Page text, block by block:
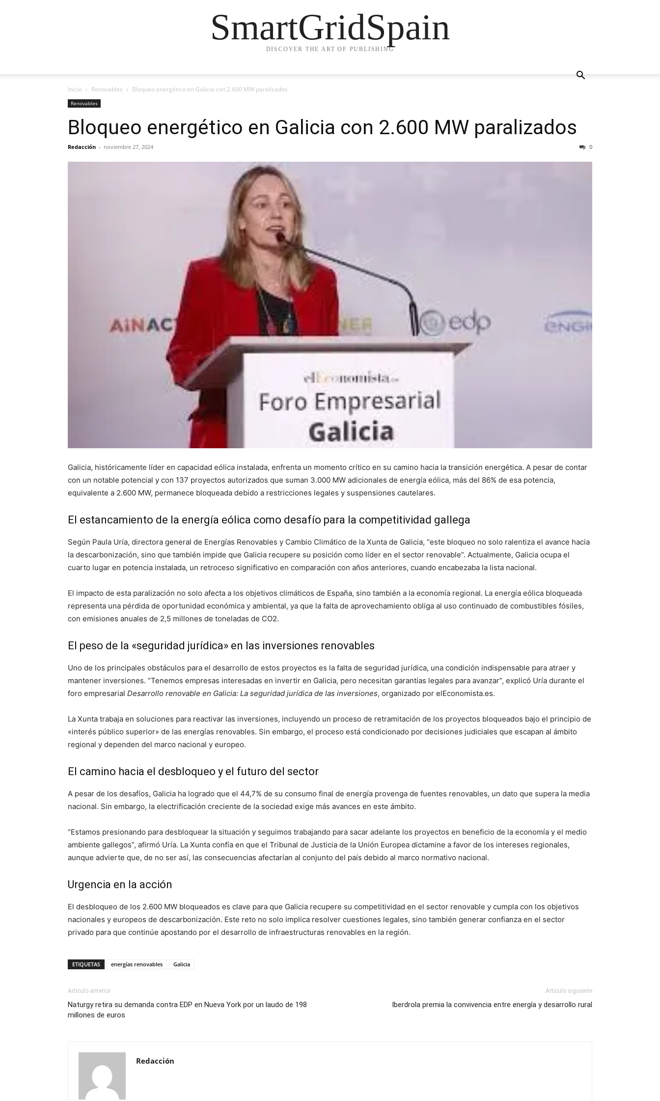
SmartGridSpain
DISCOVER THE ART OF PUBLISHING
Inicio Renovables Bloqueo energético en Galicia con 2.600 MW paralizados
Renovables
Bloqueo energético en Galicia con 2.600 MW paralizados
Redacción - noviembre 27, 2024 0
Galicia, históricamente líder en capacidad eólica instalada, enfrenta un momento crítico en su camino hacia la transición energética. A pesar de contar
con un notable potencial y con 137 proyectos autorizados que suman 3.000 MW adicionales de energía eólica, más del 86% de esa potencia,
equivalente a 2.600 MW, permanece bloqueada debido a restricciones legales y suspensiones cautelares.
El estancamiento de la energía eólica como desafío para la competitividad gallega
Según Paula Uría, directora general de Energías Renovables y Cambio Climático de la Xunta de Galicia, “este bloqueo no solo ralentiza el avance hacia
la descarbonización, sino que también impide que Galicia recupere su posición como líder en el sector renovable”. Actualmente, Galicia ocupa el
cuarto lugar en potencia instalada, un retroceso significativo en comparación con años anteriores, cuando encabezaba la lista nacional.
El impacto de esta paralización no solo afecta a los objetivos climáticos de España, sino también a la economía regional. La energía eólica bloqueada
representa una pérdida de oportunidad económica y ambiental, ya que la falta de aprovechamiento obliga al uso continuado de combustibles fósiles,
con emisiones anuales de 2,5 millones de toneladas de CO2.
El peso de la «seguridad jurídica» en las inversiones renovables
Uno de los principales obstáculos para el desarrollo de estos proyectos es la falta de seguridad jurídica, una condición indispensable para atraer y
mantener inversiones. “Tenemos empresas interesadas en invertir en Galicia, pero necesitan garantías legales para avanzar”, explicó Uría durante el
foro empresarial Desarrollo renovable en Galicia: La seguridad jurídica de las inversiones, organizado por elEconomista.es.
La Xunta trabaja en soluciones para reactivar las inversiones, incluyendo un proceso de retramitación de los proyectos bloqueados bajo el principio de
«interés público superior» de las energías renovables. Sin embargo, el proceso está condicionado por decisiones judiciales que escapan al ámbito
regional y dependen del marco nacional y europeo.
El camino hacia el desbloqueo y el futuro del sector
A pesar de los desafíos, Galicia ha logrado que el 44,7% de su consumo final de energía provenga de fuentes renovables, un dato que supera la media
nacional. Sin embargo, la electrificación creciente de la sociedad exige más avances en este ámbito.
“Estamos presionando para desbloquear la situación y seguimos trabajando para sacar adelante los proyectos en beneficio de la economía y el medio
ambiente gallegos”, afirmó Uría. La Xunta confía en que el Tribunal de Justicia de la Unión Europea dictamine a favor de los intereses regionales,
aunque advierte que, de no ser así, las consecuencias afectarían al conjunto del país debido al marco normativo nacional.
Urgencia en la acción
El desbloqueo de los 2.600 MW bloqueados es clave para que Galicia recupere su competitividad en el sector renovable y cumpla con los objetivos
nacionales y europeos de descarbonización. Este reto no solo implica resolver cuestiones legales, sino también generar confianza en el sector
privado para que continúe apostando por el desarrollo de infraestructuras renovables en la región.
ETIQUETAS energías renovables Galicia
Artículo anterior
Naturgy retira su demanda contra EDP en Nueva York por un laudo de 198
millones de euros
Artículo siguiente
Iberdrola premia la convivencia entre energía y desarrollo rural
Redacción